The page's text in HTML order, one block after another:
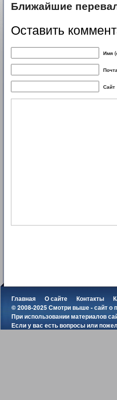
Ближайшие
Оставить
Имя
Сайт
Главная О сайте Контакты
© 2008-2025 Смотри выше - сайт о
При использовании материалов
Если у вас есть вопросы или